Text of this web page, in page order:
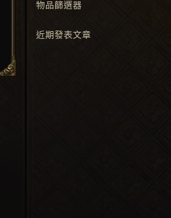
物品篩選器
近期發表文章